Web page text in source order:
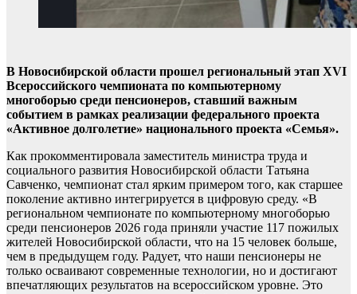
В Новосибирской области прошел региональный этап XVI
Всероссийского чемпионата по компьютерному
многоборью среди пенсионеров, ставший важным
событием в рамках реализации федерального проекта
«Активное долголетие» национального проекта «Семья».
Как прокомментировала заместитель министра труда и
социального развития Новосибирской области Татьяна
Савченко, чемпионат стал ярким примером того, как старшее
поколение активно интегрируется в цифровую среду. «В
региональном чемпионате по компьютерному многоборью
среди пенсионеров 2026 года приняли участие 117 пожилых
жителей Новосибирской области, что на 15 человек больше,
чем в предыдущем году. Радует, что наши пенсионеры не
только осваивают современные технологии, но и достигают
впечатляющих результатов на всероссийском уровне. Это